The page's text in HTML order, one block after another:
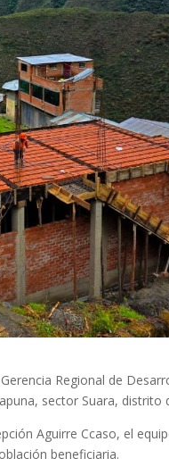
Regional de
sector Suara, distrito
Aguirre Ccaso, el
beneficiaria.